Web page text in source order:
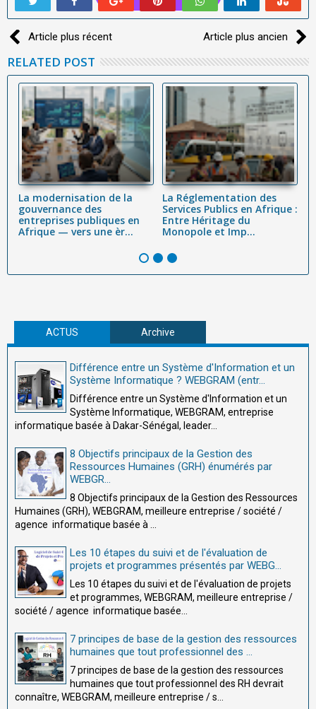
Article plus récent Article plus ancien
RELATED POST
La modernisation de la
gouvernance des
entreprises publiques en
Afrique — vers une èr...
La Réglementation des
Services Publics en Afrique :
Entre Héritage du
Monopole et Imp...
ACTUS Archive
Différence entre un Système d'Information et un
Système Informatique ? WEBGRAM (entr...
Différence entre un Système d'Information et un
Système Informatique, WEBGRAM, entreprise
informatique basée à Dakar-Sénégal, leader...
8 Objectifs principaux de la Gestion des
Ressources Humaines (GRH) énumérés par
WEBGR...
8 Objectifs principaux de la Gestion des Ressources
Humaines (GRH), WEBGRAM, meilleure entreprise / société /
agence informatique basée à ...
Les 10 étapes du suivi et de l'évaluation de
projets et programmes présentés par WEBG...
Les 10 étapes du suivi et de l'évaluation de projets
et programmes, WEBGRAM, meilleure entreprise /
société / agence informatique basée...
7 principes de base de la gestion des ressources
humaines que tout professionnel des ...
7 principes de base de la gestion des ressources
humaines que tout professionnel des RH devrait
connaître, WEBGRAM, meilleure entreprise / s...